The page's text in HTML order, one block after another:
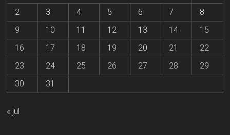
2
3 4 5 6 7
8
9
10 11 12 13 14
15
16
17 18 19 20 21
22
23
24 25 26 27 28
29
30
31
« jul